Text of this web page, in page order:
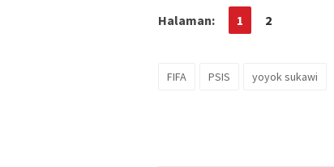
Halaman: 1 2
FIFA PSIS yoyok sukawi